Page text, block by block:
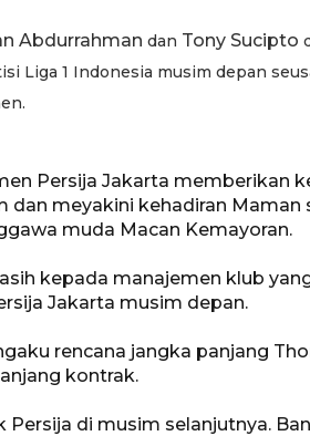
Abdurrahman dan Tony Sucipto
Liga 1 Indonesia musim depan
Persija Jakarta memberikan
meyakini kehadiran Maman
muda Macan Kemayoran.
kepada manajemen klub
Jakarta musim depan.
rencana jangka panjang
kontrak.
di musim selanjutnya.